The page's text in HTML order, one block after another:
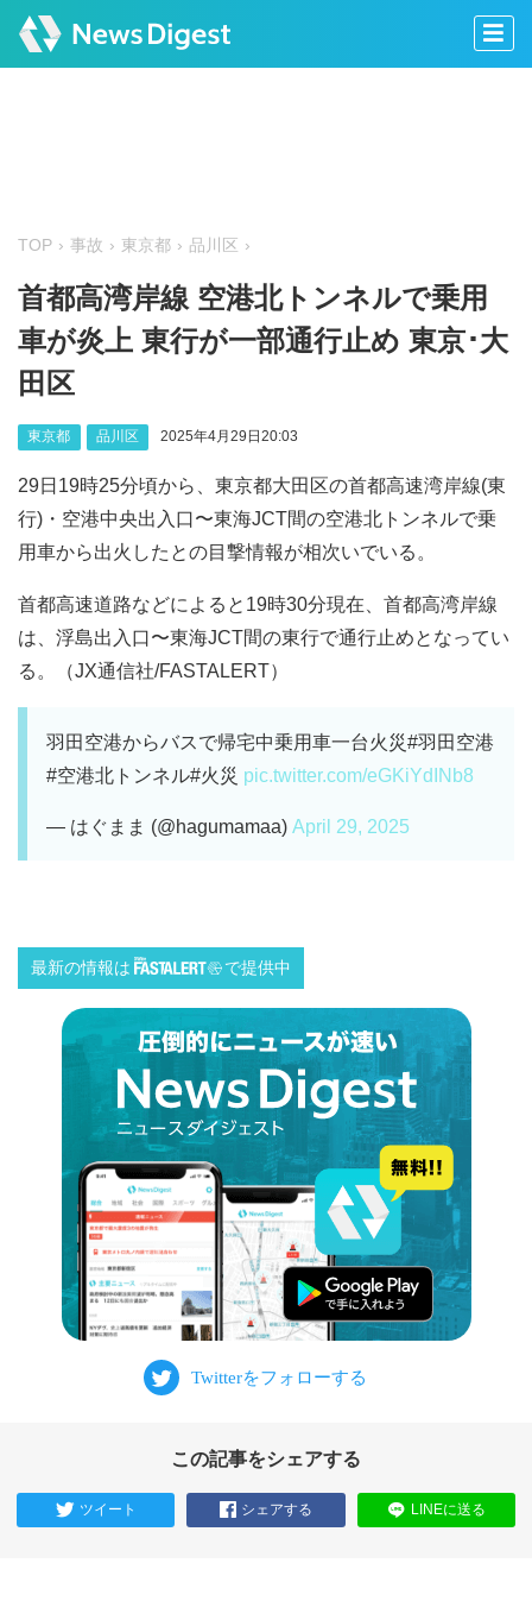
TOP 事故 東京都 品川区
首都高湾岸線 空港北トンネルで乗用
車が炎上 東行が一部通行止め 東京･大
田区
東京都 品川区 2025年4月29日20:03
29日19時25分頃から、東京都大田区の首都高速湾岸線(東
行)・空港中央出入口〜東海JCT間の空港北トンネルで乗
用車から出火したとの目撃情報が相次いでいる。
首都高速道路などによると19時30分現在、首都高湾岸線
は、浮島出入口〜東海JCT間の東行で通行止めとなってい
る。（JX通信社/FASTALERT）
羽田空港からバスで帰宅中乗用車一台火災#羽田空港
#空港北トンネル#火災 pic.twitter.com/eGKiYdINb8
— はぐまま (@hagumamaa) April 29, 2025
最新の情報は で提供中
この記事をシェアする
ツイート シェアする LINEに送る